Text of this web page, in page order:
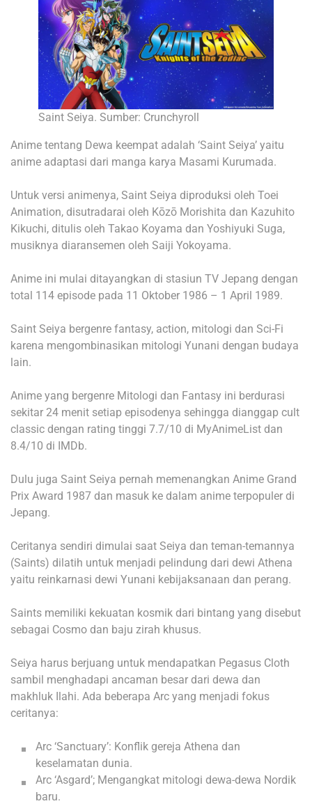
Saint Seiya. Sumber: Crunchyroll
Anime tentang Dewa keempat adalah ‘Saint Seiya’ yaitu
anime adaptasi dari manga karya Masami Kurumada.
Untuk versi animenya, Saint Seiya diproduksi oleh Toei
Animation, disutradarai oleh Kōzō Morishita dan Kazuhito
Kikuchi, ditulis oleh Takao Koyama dan Yoshiyuki Suga,
musiknya diaransemen oleh Saiji Yokoyama.
Anime ini mulai ditayangkan di stasiun TV Jepang dengan
total 114 episode pada 11 Oktober 1986 – 1 April 1989.
Saint Seiya bergenre fantasy, action, mitologi dan Sci-Fi
karena mengombinasikan mitologi Yunani dengan budaya
lain.
Anime yang bergenre Mitologi dan Fantasy ini berdurasi
sekitar 24 menit setiap episodenya sehingga dianggap cult
classic dengan rating tinggi 7.7/10 di MyAnimeList dan
8.4/10 di IMDb.
Dulu juga Saint Seiya pernah memenangkan Anime Grand
Prix Award 1987 dan masuk ke dalam anime terpopuler di
Jepang.
Ceritanya sendiri dimulai saat Seiya dan teman-temannya
(Saints) dilatih untuk menjadi pelindung dari dewi Athena
yaitu reinkarnasi dewi Yunani kebijaksanaan dan perang.
Saints memiliki kekuatan kosmik dari bintang yang disebut
sebagai Cosmo dan baju zirah khusus.
Seiya harus berjuang untuk mendapatkan Pegasus Cloth
sambil menghadapi ancaman besar dari dewa dan
makhluk Ilahi. Ada beberapa Arc yang menjadi fokus
ceritanya:
Arc ‘Sanctuary’: Konflik gereja Athena dan
keselamatan dunia.
Arc ‘Asgard’; Mengangkat mitologi dewa-dewa Nordik
baru.